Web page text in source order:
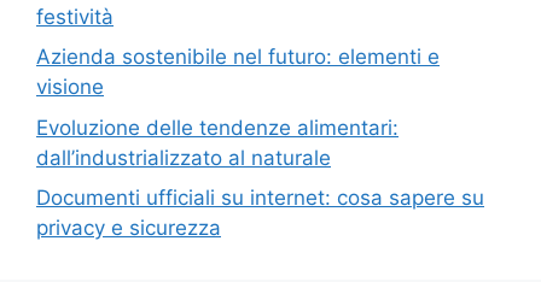
festività
Azienda sostenibile nel futuro: elementi e
visione
Evoluzione delle tendenze alimentari:
dall’industrializzato al naturale
Documenti ufficiali su internet: cosa sapere su
privacy e sicurezza